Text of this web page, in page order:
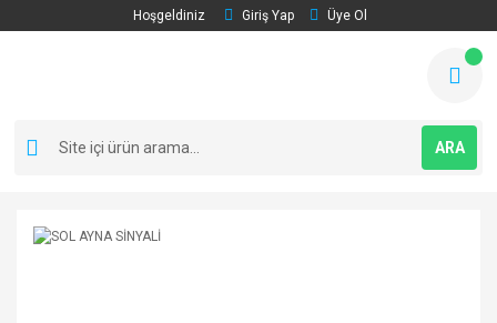
Hoşgeldiniz Giriş Yap Üye Ol
ARA